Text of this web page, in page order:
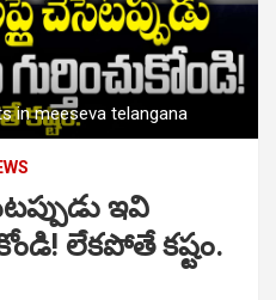
in meeseva telangana
ఇవి
లేకపోతే కష్టం.